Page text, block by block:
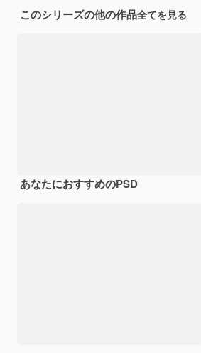
このシリーズの他の作品全てを見る
あなたにおすすめのPSD